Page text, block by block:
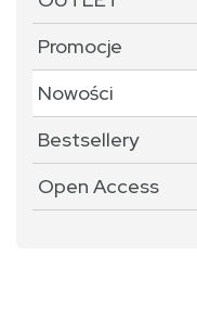
Promocje
Nowości
Bestsellery
Open Access